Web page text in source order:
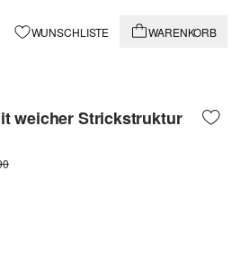
WUNSCHLISTE WARENKORB
weicher Strickstruktur